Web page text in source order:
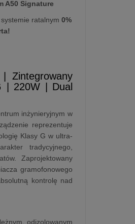
A50 Signature
ratalnym 0%
| Zintegrowany
| 220W | Dual
inżynieryjnym w
reprezentuje
Klasy G w ultra-
tradycyjnego,
Zaprojektowany
gramofonowego
kontrolę nad
odizolowanym